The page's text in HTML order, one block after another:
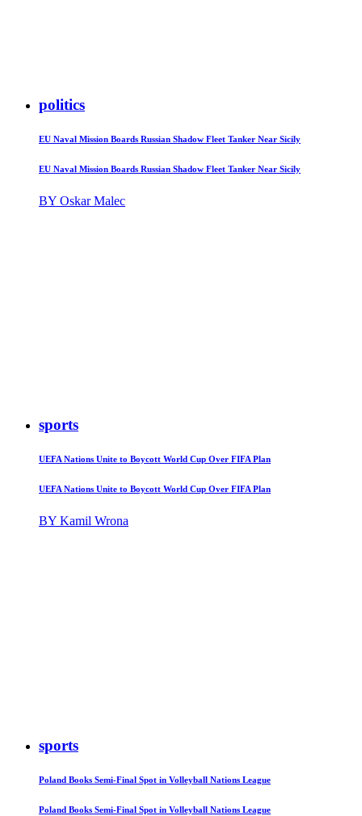
politics
EU Naval Mission Boards Russian Shadow Fleet Tanker Near Sicily
EU Naval Mission Boards Russian Shadow Fleet Tanker Near Sicily
BY Oskar Malec
sports
UEFA Nations Unite to Boycott World Cup Over FIFA Plan
UEFA Nations Unite to Boycott World Cup Over FIFA Plan
BY Kamil Wrona
sports
Poland Books Semi-Final Spot in Volleyball Nations League
Poland Books Semi-Final Spot in Volleyball Nations League